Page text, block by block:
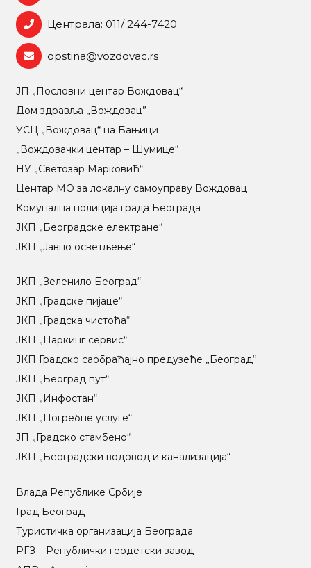
Централа: 011/ 244-7420
opstina@vozdovac.rs
ЈП „Пословни центар Вождовац“
Дом здравља „Вождовац”
УСЦ „Вождовац“ на Бањици
„Вождовачки центар – Шумице“
НУ „Светозар Марковић“
Центар МO за локалну самоуправу Вождовац
Комунална полиција града Београда
ЈКП „Београдске електране“
ЈКП „Јавно осветљење“
ЈКП „Зеленило Београд“
ЈКП „Градске пијаце“
ЈКП „Градска чистоћа“
ЈКП „Паркинг сервис“
ЈКП Градско саобраћајно предузеће „Београд“
ЈКП „Београд пут“
ЈКП „Инфостан“
ЈКП „Погребне услуге“
ЈП „Градско стамбено“
ЈКП „Београдски водовод и канализација“
Влада Републике Србије
Град Београд
Туристичка организација Београда
РГЗ – Републички геодетски завод